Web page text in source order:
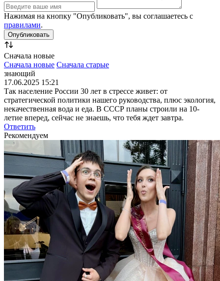
Нажимая на кнопку "Опубликовать", вы соглашаетесь с
правилами.
Сначала новые
Сначала новые Сначала старые
знающий
17.06.2025 15:21
Так население России 30 лет в стрессе живет: от
стратегической политики нашего руководства, плюс экология,
некачественная вода и еда. В СССР планы строили на 10-
летие вперед, сейчас не знаешь, что тебя ждет завтра.
Ответить
Рекомендуем